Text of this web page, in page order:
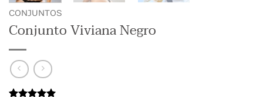
CONJUNTOS
Conjunto Viviana Negro